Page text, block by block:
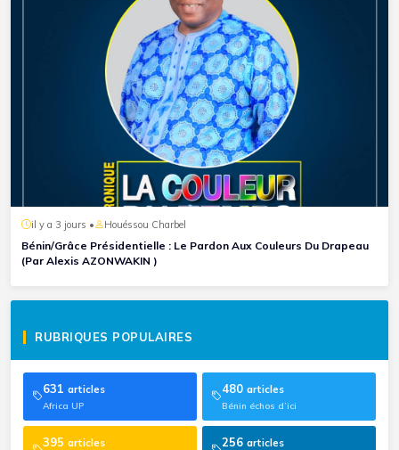
il y a 3 jours • Houéssou Charbel
Bénin/Grâce Présidentielle : Le Pardon Aux Couleurs Du Drapeau
(Par Alexis AZONWAKIN )
RUBRIQUES POPULAIRES
631 articles
Africa UP
480 articles
Bénin échos d’ici
395 articles 256 articles